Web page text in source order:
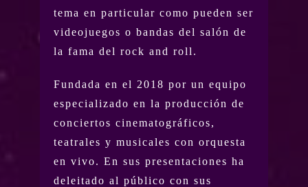
tema en particular como pueden ser
videojuegos o bandas del salón de
la fama del rock and roll.
Fundada en el 2018 por un equipo
especializado en la producción de
conciertos cinematográficos,
teatrales y musicales con orquesta
en vivo. En sus presentaciones ha
deleitado al público con sus